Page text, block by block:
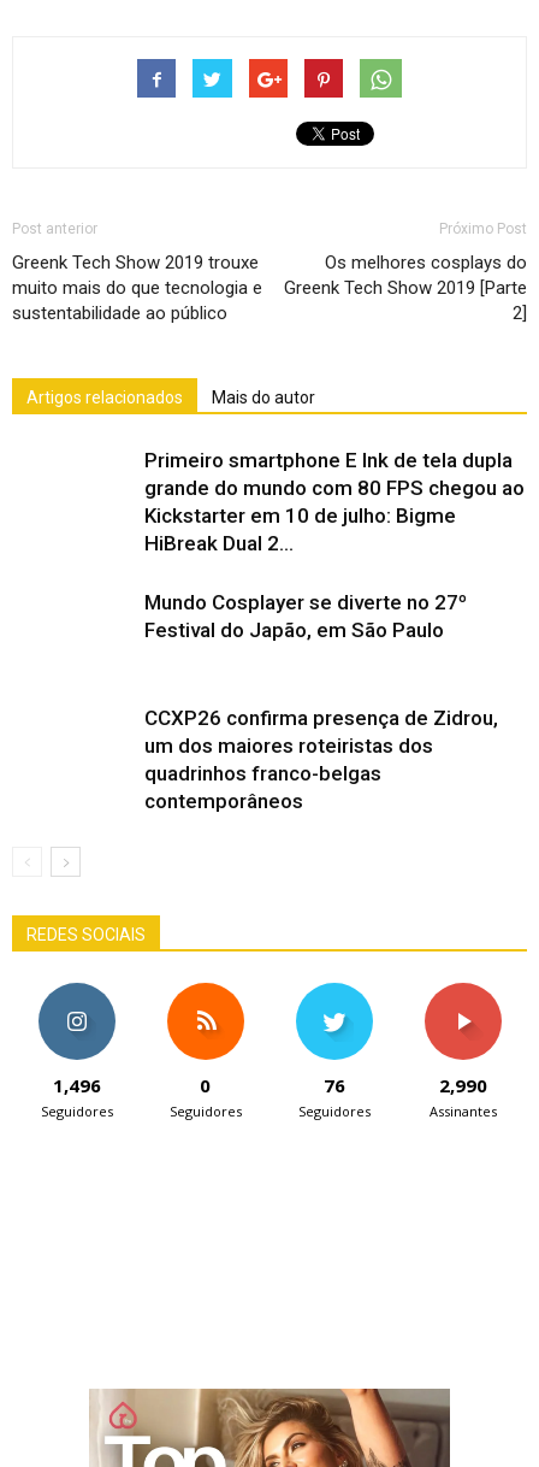
Post anterior
Greenk Tech Show 2019 trouxe
muito mais do que tecnologia e
sustentabilidade ao público
Próximo Post
Os melhores cosplays do
Greenk Tech Show 2019 [Parte
2]
Artigos relacionados Mais do autor
Primeiro smartphone E Ink de tela dupla
grande do mundo com 80 FPS chegou ao
Kickstarter em 10 de julho: Bigme
HiBreak Dual 2...
Mundo Cosplayer se diverte no 27º
Festival do Japão, em São Paulo
CCXP26 confirma presença de Zidrou,
um dos maiores roteiristas dos
quadrinhos franco-belgas
contemporâneos
REDES SOCIAIS
1,496
Seguidores
0
Seguidores
76
Seguidores
2,990
Assinantes